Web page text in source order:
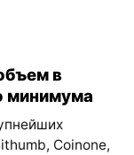
в
минимума
Coinone,